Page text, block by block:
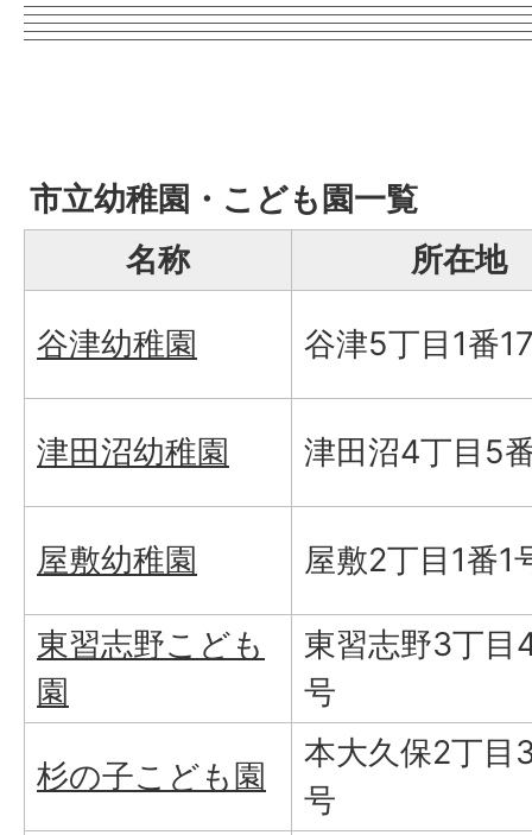
市立幼稚園・こども園一覧
名称
所在地
谷津幼稚園 谷津5丁目1番
津田沼幼稚園 津田沼4丁目5
屋敷幼稚園 屋敷2丁目1番1
東習志野こども
園
東習志野3丁目
号
杉の子こども園
本大久保2丁目
号